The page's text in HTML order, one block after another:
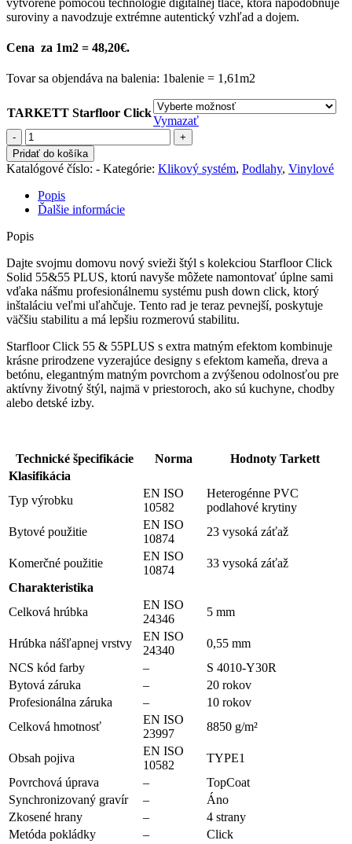
77,60 €
suroviny a navodzuje extrémne autentický vzhľad a dojem.
Cena za 1m2 = 48,20€.
Tovar sa objendáva na balenia: 1balenie = 1,61m2
TARKETT Starfloor Click
Vymazať
množstvo
TARKETT
Starfloor
Click
Solid
55
Pridať do košíka
Katalógové číslo: - Kategórie: Klikový systém, Podlahy, Vinylové
Popis
Ďalšie informácie
Popis
Dajte svojmu domovu nový svieži štýl s kolekciou Starfloor Click
Solid 55&55 PLUS, ktorú navyše môžete namontovať úplne sami
vďaka nášmu profesionálnemu systému push down click, ktorý
inštaláciu veľmi uľahčuje. Tento rad je teraz pevnejší, poskytuje
väčšiu stabilitu a má lepšiu rozmerovú stabilitu.
Starfloor Click 55 & 55PLUS s extra matným efektom kombinuje
krásne prirodzene vyzerajúce designy s efektom kameňa, dreva a
betónu, elegantným matným povrchom a zvýšenou odolnosťou pre
aktívny životný štýl, najmä v priestoroch, ako sú kuchyne, chodby
alebo detské izby.
Technické špecifikácie Norma
Hodnoty Tarkett
Klasifikácia
Typ výrobku
EN ISO
10582
Heterogénne PVC
podlahové krytiny
Bytové použitie
EN ISO
10874
23 vysoká záťaž
Komerčné použitie
EN ISO
10874
33 vysoká záťaž
Charakteristika
Celková hrúbka
EN ISO
24346
5 mm
Hrúbka nášľapnej vrstvy
EN ISO
24340
0,55 mm
NCS kód farby
–
S 4010-Y30R
Bytová záruka
–
20 rokov
Profesionálna záruka
–
10 rokov
Celková hmotnosť
EN ISO
23997
8850 g/m²
Obsah pojiva
EN ISO
10582
TYPE1
Povrchová úprava
–
TopCoat
Synchronizovaný gravír
–
Áno
Zkosené hrany
–
4 strany
Metóda pokládky
–
Click